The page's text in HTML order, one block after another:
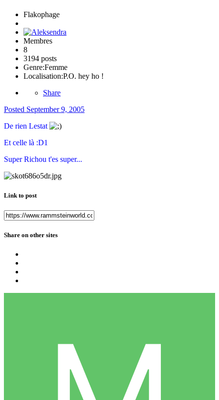
Flakophage
Membres
8
3194 posts
Genre:Femme
Localisation:P.O. hey ho !
Share
Posted September 9, 2005
De rien Lestat
Et celle là :D1
Super Richou t'es super...
Link to post
Share on other sites